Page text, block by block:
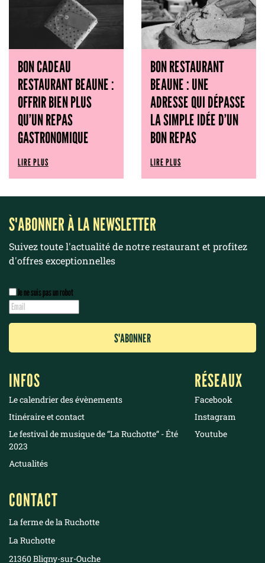
BON CADEAU
RESTAURANT BEAUNE :
OFFRIR BIEN PLUS
QU’UN REPAS
GASTRONOMIQUE
LIRE PLUS
BON RESTAURANT
BEAUNE : UNE
ADRESSE QUI DÉPASSE
LA SIMPLE IDÉE D’UN
BON REPAS
LIRE PLUS
S'ABONNER À LA NEWSLETTER
Suivez toute l'actualité de notre restaurant et profitez
d'offres exceptionnelles
Je ne suis pas un robot
INFOS
Le calendrier des évènements
Itinéraire et contact
Le festival de musique de “La Ruchotte“ - Été
2023
Actualités
RÉSEAUX
Facebook
Instagram
Youtube
CONTACT
La ferme de la Ruchotte
La Ruchotte
21360 Bligny-sur-Ouche